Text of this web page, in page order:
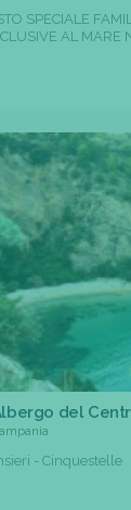
SPECIALE
AL MARE
del
- Cinquestelle